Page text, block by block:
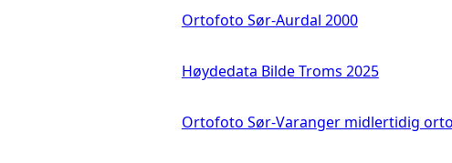
Ortofoto Sør-Aurdal 2000
Høydedata Bilde Troms 2025
Ortofoto Sør-Varanger midlertidig